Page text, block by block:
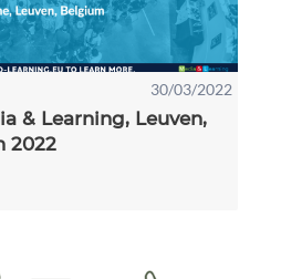
30/03/2022
& Learning, Leuven,
2022